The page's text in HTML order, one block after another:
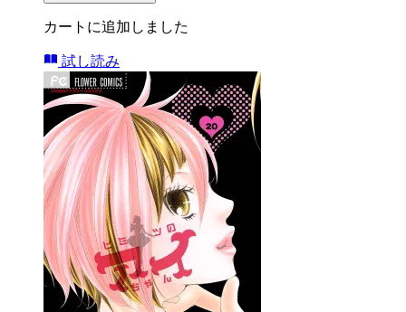
カートに追加しました
試し読み